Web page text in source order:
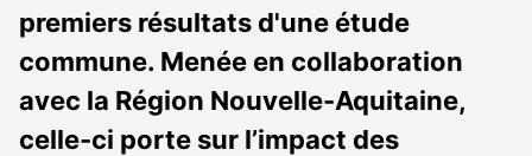
premiers résultats d'une étude
commune. Menée en collaboration
avec la Région Nouvelle-Aquitaine,
celle-ci porte sur l’impact des